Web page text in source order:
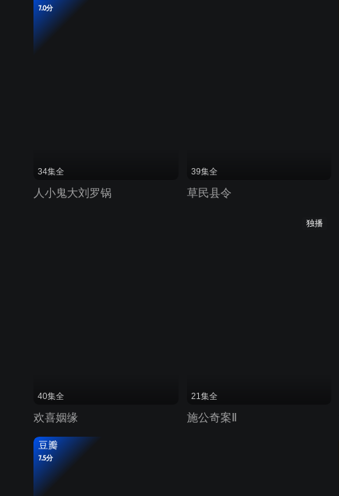
7.0分
34集全
人小鬼大刘罗锅
39集全
草民县令
40集全
欢喜姻缘
独播
21集全
施公奇案Ⅱ
豆瓣
7.5分